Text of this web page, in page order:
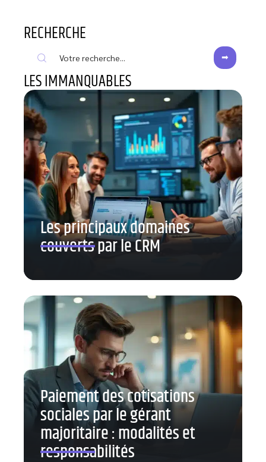
RECHERCHE
LES IMMANQUABLES
Les principaux domaines
couverts par le CRM
Paiement des cotisations
sociales par le gérant
majoritaire : modalités et
responsabilités